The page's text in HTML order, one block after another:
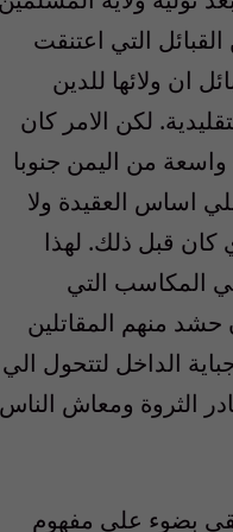
التي اعتنقت
ان ولائها للدين
لكن الامر كان
من اليمن جنوبا
اساس العقيدة ولا
كان قبل ذلك. لهذا
المكاسب التي
منهم المقاتلين
الداخل لتتحول الي
الثروة ومعاش الناس
بضوء علي مفهوم